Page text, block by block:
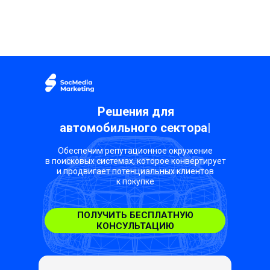
автомобильного сектора|
Решения для
Обеспечим репутационное окружение
в поисковых системах, которое конвертирует
и продвигает потенциальных клиентов
к покупке
ПОЛУЧИТЬ БЕСПЛАТНУЮ
КОНСУЛЬТАЦИЮ